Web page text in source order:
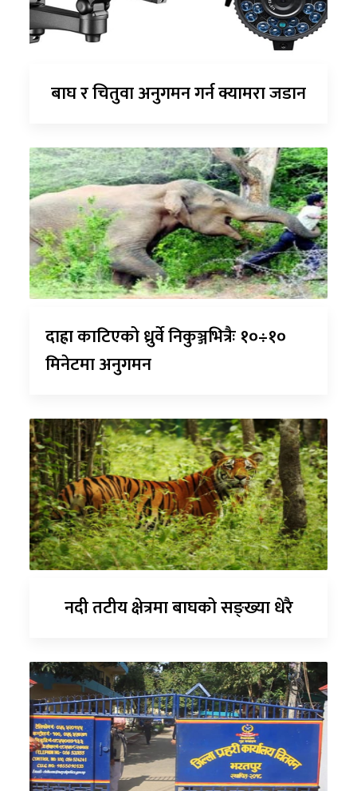
बाघ र चितुवा अनुगमन गर्न क्यामरा जडान
दाह्रा काटिएको ध्रुर्वे निकुञ्जभित्रैः १०÷१०
मिनेटमा अनुगमन
नदी तटीय क्षेत्रमा बाघको सङ्ख्या धेरै